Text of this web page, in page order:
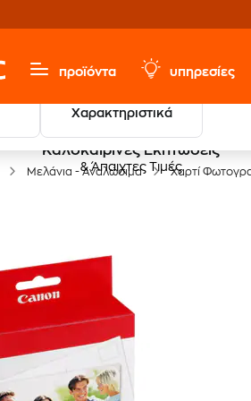
προϊόντα υπηρεσίες
Χαρακτηριστικά
Καλοκαιρινές Εκπτώσεις
& Άπαιχτες Τιμές
Μελάνια - Αναλώσιμα Χαρτί